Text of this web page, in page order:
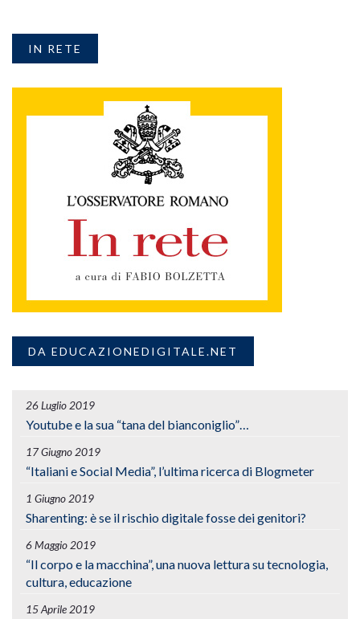
IN RETE
DA EDUCAZIONEDIGITALE.NET
26 Luglio 2019
Youtube e la sua “tana del bianconiglio”…
17 Giugno 2019
“Italiani e Social Media”, l’ultima ricerca di Blogmeter
1 Giugno 2019
Sharenting: è se il rischio digitale fosse dei genitori?
6 Maggio 2019
“Il corpo e la macchina”, una nuova lettura su tecnologia,
cultura, educazione
15 Aprile 2019